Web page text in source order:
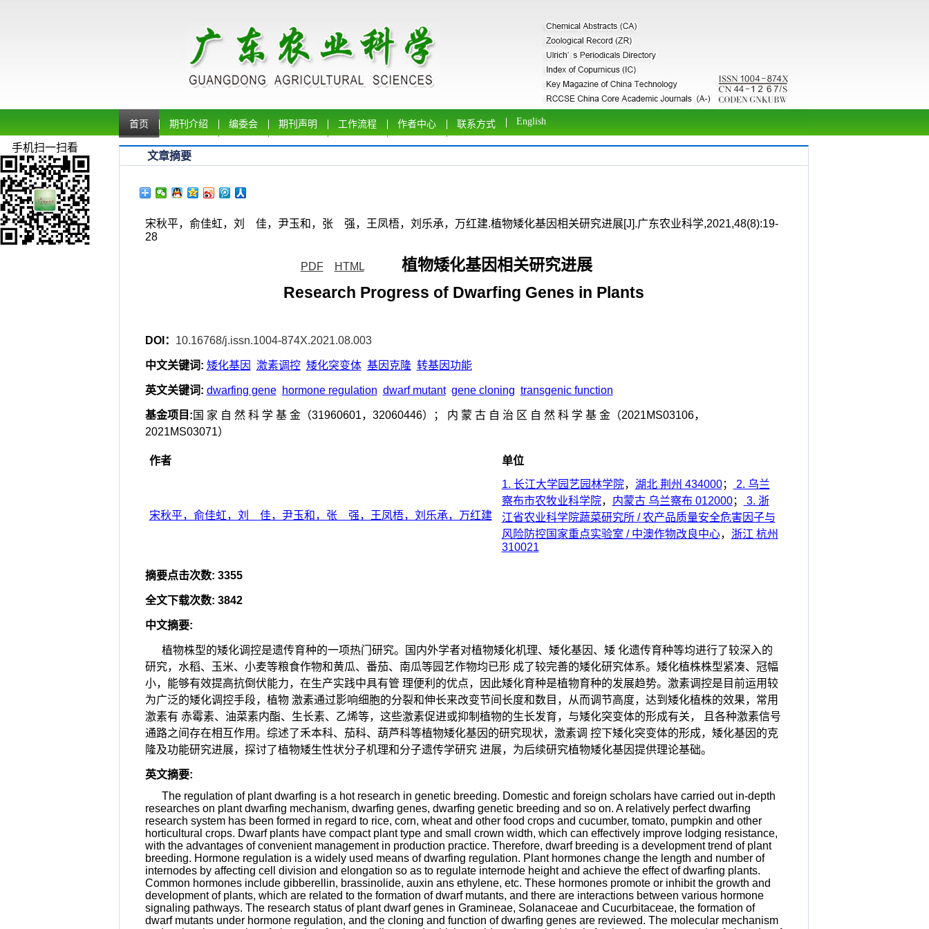
首页 期刊介绍 编委会 期刊声明 工作流程 作者中心 联系方式 English
文章摘要
宋秋平，俞佳虹，刘 佳，尹玉和，张 强，王凤梧，刘乐承，万红建.植物矮化基因相关研究进展[J].广东农业科学,2021,48(8):19-
28
PDF HTML
植物矮化基因相关研究进展
Research Progress of Dwarfing Genes in Plants
DOI： 10.16768/j.issn.1004-874X.2021.08.003
中文关键词: 矮化基因 激素调控 矮化突变体 基因克隆 转基因功能
英文关键词: dwarfing gene hormone regulation dwarf mutant gene cloning transgenic function
基金项目 : 国 家 自 然 科 学 基 金（31960601，32060446）； 内 蒙 古 自 治 区 自 然 科 学 基 金（2021MS03106，
2021MS03071）
作者 单位
宋秋平，俞佳虹，刘 佳，尹玉和，张 强，王凤梧，刘乐承，万红建
1. 长江大学园艺园林学院， 湖北 荆州 434000；
2. 乌兰
察布市农牧业科学院， 内蒙古 乌兰察布 012000；
3. 浙
江省农业科学院蔬菜研究所 / 农产品质量安全危害因子与
风险防控国家重点实验室 / 中澳作物改良中心， 浙江 杭州
310021
摘要点击次数: 3355
全文下载次数: 3842
中文摘要:
植物株型的矮化调控是遗传育种的一项热门研究。国内外学者对植物矮化机理、矮化基因、矮 化遗传育种等均进行了较深入的
研究，水稻、玉米、小麦等粮食作物和黄瓜、番茄、南瓜等园艺作物均已形 成了较完善的矮化研究体系。矮化植株株型紧凑、冠幅
小，能够有效提高抗倒伏能力，在生产实践中具有管 理便利的优点，因此矮化育种是植物育种的发展趋势。激素调控是目前运用较
为广泛的矮化调控手段，植物 激素通过影响细胞的分裂和伸长来改变节间长度和数目，从而调节高度，达到矮化植株的效果，常用
激素有 赤霉素、油菜素内酯、生长素、乙烯等，这些激素促进或抑制植物的生长发育，与矮化突变体的形成有关， 且各种激素信号
通路之间存在相互作用。综述了禾本科、茄科、葫芦科等植物矮化基因的研究现状，激素调 控下矮化突变体的形成，矮化基因的克
隆及功能研究进展，探讨了植物矮生性状分子机理和分子遗传学研究 进展，为后续研究植物矮化基因提供理论基础。
英文摘要:
The regulation of plant dwarfing is a hot research in genetic breeding. Domestic and foreign scholars have carried out in-depth
researches on plant dwarfing mechanism, dwarfing genes, dwarfing genetic breeding and so on. A relatively perfect dwarfing
research system has been formed in regard to rice, corn, wheat and other food crops and cucumber, tomato, pumpkin and other
horticultural crops. Dwarf plants have compact plant type and small crown width, which can effectively improve lodging resistance,
with the advantages of convenient management in production practice. Therefore, dwarf breeding is a development trend of plant
breeding. Hormone regulation is a widely used means of dwarfing regulation. Plant hormones change the length and number of
internodes by affecting cell division and elongation so as to regulate internode height and achieve the effect of dwarfing plants.
Common hormones include gibberellin, brassinolide, auxin ans ethylene, etc. These hormones promote or inhibit the growth and
development of plants, which are related to the formation of dwarf mutants, and there are interactions between various hormone
signaling pathways. The research status of plant dwarf genes in Gramineae, Solanaceae and Cucurbitaceae, the formation of
dwarf mutants under hormone regulation, and the cloning and function of dwarfing genes are reviewed. The molecular mechanism
手机扫一扫看